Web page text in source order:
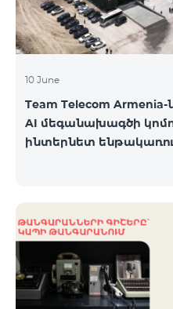
10 June
Team Telecom
AI մեգանախագծի
ինտերնետ